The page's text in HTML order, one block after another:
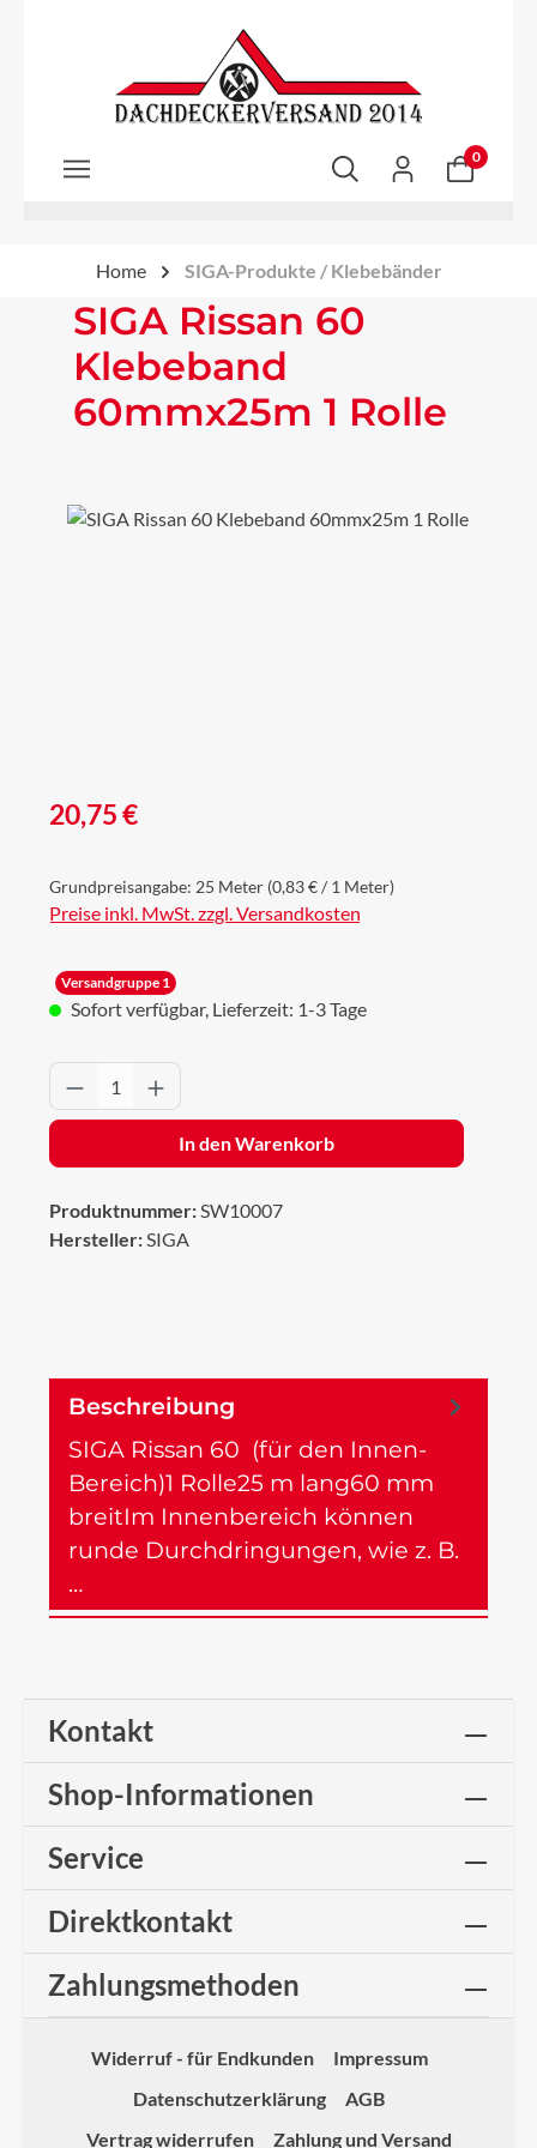
Zum Hauptinhalt springen
0
Home SIGA-Produkte / Klebebänder
SIGA Rissan 60
Klebeband
60mmx25m 1 Rolle
Bildergalerie überspringen
Regulärer Preis:
20,75 €
Grundpreisangabe: 25 Meter (0,83 € / 1 Meter)
Preise inkl. MwSt. zzgl. Versandkosten
Versandgruppe 1
Sofort verfügbar, Lieferzeit: 1-3 Tage
Produkt Anzahl: Gib den gewünschten
In den Warenkorb
Produktnummer:SW10007
Hersteller:SIGA
Beschreibung
SIGA Rissan 60 (für den Innen-
Bereich)1 Rolle25 m lang60 mm
breitIm Innenbereich können
runde Durchdringungen, wie z. B.
…
Kontakt
Shop-Informationen
Service
Direktkontakt
Zahlungsmethoden
Widerruf - für Endkunden
Impressum
Datenschutzerklärung
AGB
Vertrag widerrufen
Zahlung und Versand